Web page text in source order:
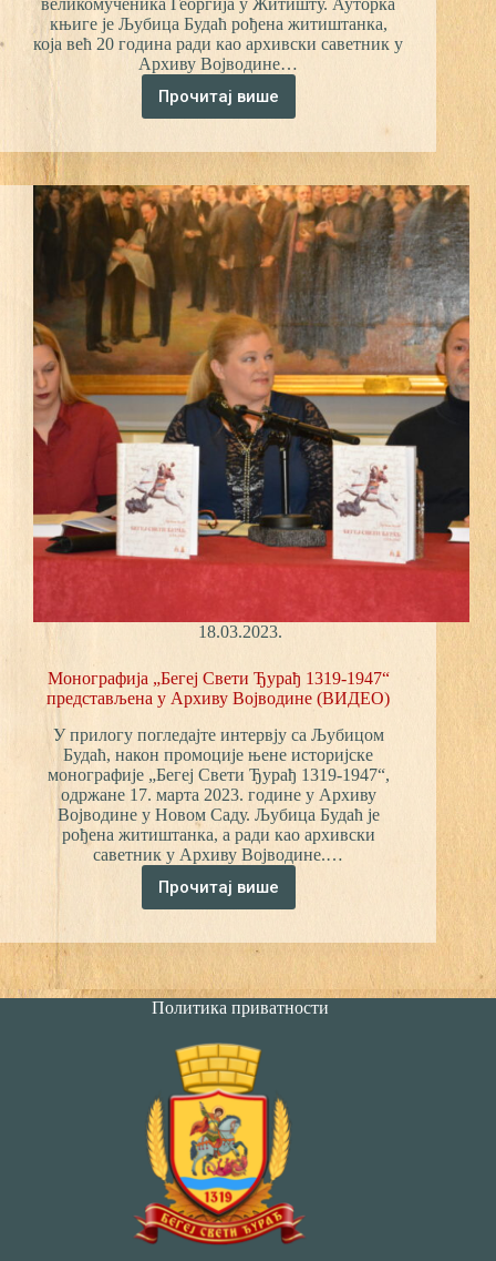
великомученика Георгија у Житишту. Ауторка
књиге је Љубица Будаћ рођена житиштанка,
која већ 20 година ради као архивски саветник у
Архиву Војводине…
Прочитај више
У
Храму
Георгија
у
Житишту
одржана
промоција
монографије
Свети
Ђурађ
1319-
1947“
(ВИДЕО)
18.03.2023.
Монографија „Бегеј Свети Ђурађ 1319-1947“
представљена у Архиву Војводине (ВИДЕО)
У прилогу погледајте интервју са Љубицом
Будаћ, након промоције њене историјске
монографије „Бегеј Свети Ђурађ 1319-1947“,
одржане 17. марта 2023. године у Архиву
Војводине у Новом Саду. Љубица Будаћ је
рођена житиштанка, а ради као архивски
саветник у Архиву Војводине.…
Прочитај више
Монографија
„Бегеј
Ђурађ
1319-
1947“
представљена
Архиву
Војводине
(ВИДЕО)
Политика приватности